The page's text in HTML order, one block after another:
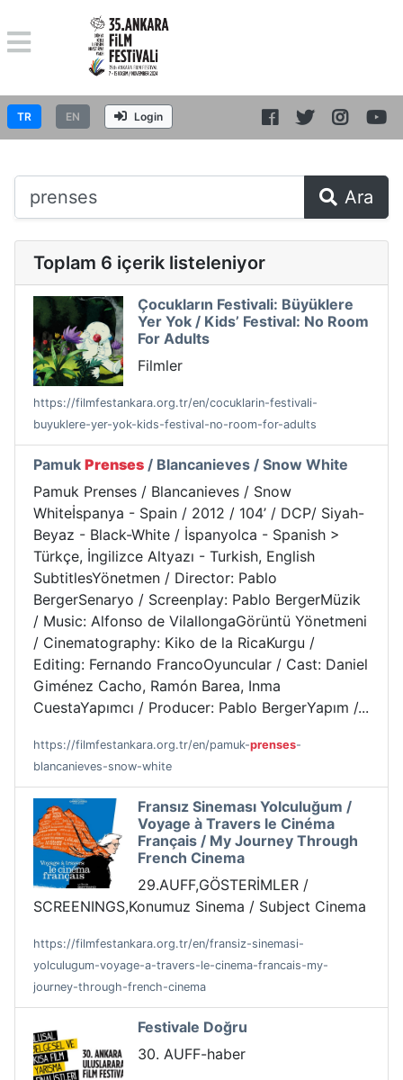
TR EN Login
Ara
Toplam 6 içerik listeleniyor
Çocukların Festivali: Büyüklere
Yer Yok / Kids’ Festival: No Room
For Adults
Filmler
https://filmfestankara.org.tr/en/cocuklarin-festivali-
buyuklere-yer-yok-kids-festival-no-room-for-adults
Pamuk Prenses / Blancanieves / Snow White
Pamuk Prenses / Blancanieves / Snow
Whiteİspanya - Spain / 2012 / 104’ / DCP/ Siyah-
Beyaz - Black-White / İspanyolca - Spanish >
Türkçe, İngilizce Altyazı - Turkish, English
SubtitlesYönetmen / Director: Pablo
BergerSenaryo / Screenplay: Pablo BergerMüzik
/ Music: Alfonso de VilallongaGörüntü Yönetmeni
/ Cinematography: Kiko de la RicaKurgu /
Editing: Fernando FrancoOyuncular / Cast: Daniel
Giménez Cacho, Ramón Barea, Inma
CuestaYapımcı / Producer: Pablo BergerYapım /...
https://filmfestankara.org.tr/en/pamuk-prenses-
blancanieves-snow-white
Fransız Sineması Yolculuğum /
Voyage à Travers le Cinéma
Français / My Journey Through
French Cinema
29.AUFF,GÖSTERİMLER /
SCREENINGS,Konumuz Sinema / Subject Cinema
https://filmfestankara.org.tr/en/fransiz-sinemasi-
yolculugum-voyage-a-travers-le-cinema-francais-my-
journey-through-french-cinema
Festivale Doğru
30. AUFF-haber